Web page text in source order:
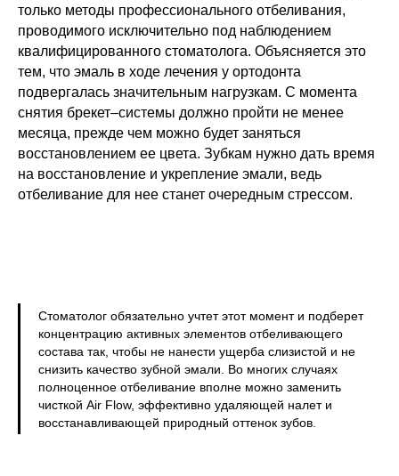
только методы профессионального отбеливания,
проводимого исключительно под наблюдением
квалифицированного стоматолога. Объясняется это
тем, что эмаль в ходе лечения у ортодонта
подвергалась значительным нагрузкам. С момента
снятия брекет–системы должно пройти не менее
месяца, прежде чем можно будет заняться
восстановлением ее цвета. Зубкам нужно дать время
на восстановление и укрепление эмали, ведь
отбеливание для нее станет очередным стрессом.
Стоматолог обязательно учтет этот момент и подберет
концентрацию активных элементов отбеливающего
состава так, чтобы не нанести ущерба слизистой и не
снизить качество зубной эмали. Во многих случаях
полноценное отбеливание вполне можно заменить
чисткой Air Flow, эффективно удаляющей налет и
восстанавливающей природный оттенок зубов.